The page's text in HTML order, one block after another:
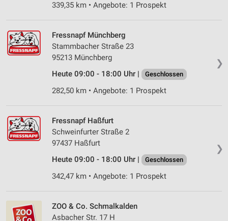
339,35 km • Angebote: 1 Prospekt
❯
Fressnapf Münchberg
Stammbacher Straße 23
95213 Münchberg
Heute 09:00 - 18:00 Uhr |
Geschlossen
282,50 km • Angebote: 1 Prospekt
❯
Fressnapf Haßfurt
Schweinfurter Straße 2
97437 Haßfurt
Heute 09:00 - 18:00 Uhr |
Geschlossen
342,47 km • Angebote: 1 Prospekt
ZOO & Co. Schmalkalden
Asbacher Str. 17 H
Verwendung von Profilen zur Auswahl
Erstellung von Profilen zur Personalisierung
von Inhalten
Verwendung von Profilen zur Auswahl
personalisierter Inhalte
Messung der Performance von Inhalten
Analyse von Zielgruppen durch Statistiken oder
Entwicklung und Verbesserung der Angebote
Verwendung reduzierter Daten zur Auswahl von
Inhalten